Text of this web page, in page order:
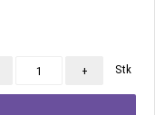
+ Stk